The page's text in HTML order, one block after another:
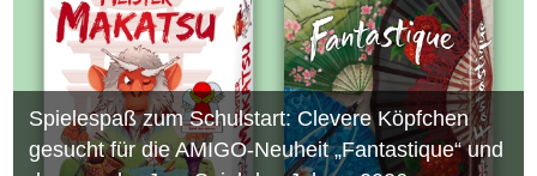
Spielespaß zum Schulstart: Clevere Köpfchen
gesucht für die AMIGO-Neuheit „Fantastique“ und